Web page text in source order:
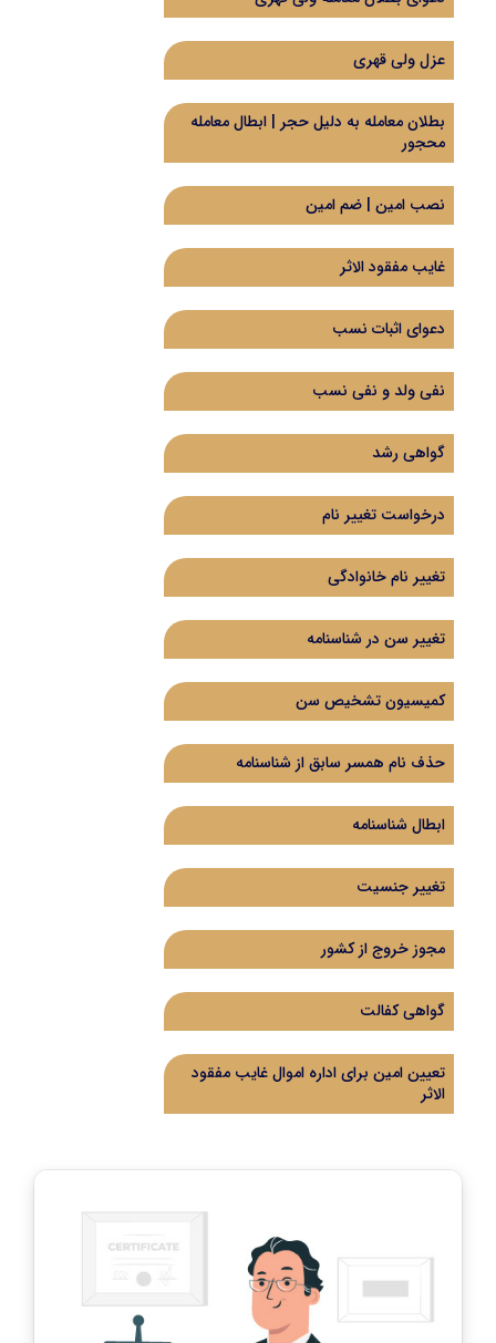
عزل ولی قهری
بطلان معامله به دلیل حجر | ابطال معامله
محجور
نصب امین | ضم امین
غایب مفقود الاثر
دعوای اثبات نسب
نفی ولد و نفی نسب
گواهی رشد
درخواست تغییر نام
تغییر نام خانوادگی
تغییر سن در شناسنامه
کمیسیون تشخیص سن
حذف نام همسر سابق از شناسنامه
ابطال شناسنامه
تغییر جنسیت
مجوز خروج از کشور
گواهی کفالت
تعیین امین برای اداره اموال غایب مفقود
الاثر